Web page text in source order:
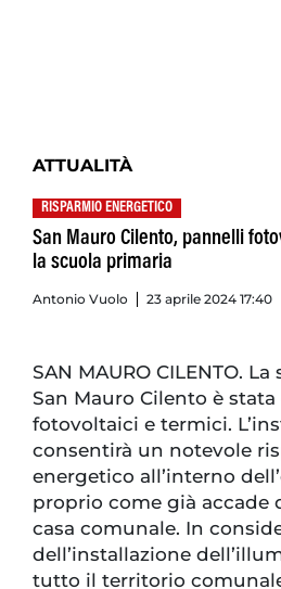
ATTUALITÀ
RISPARMIO ENERGETICO
San Mauro Cilento, pannelli
la scuola primaria
Antonio Vuolo 23 aprile 2024 17:40
SAN MAURO CILENTO.
San Mauro Cilento è
fotovoltaici e termici.
consentirà un notevole
energetico all’interno
proprio come già accade
casa comunale. In
dell’installazione
tutto il territorio